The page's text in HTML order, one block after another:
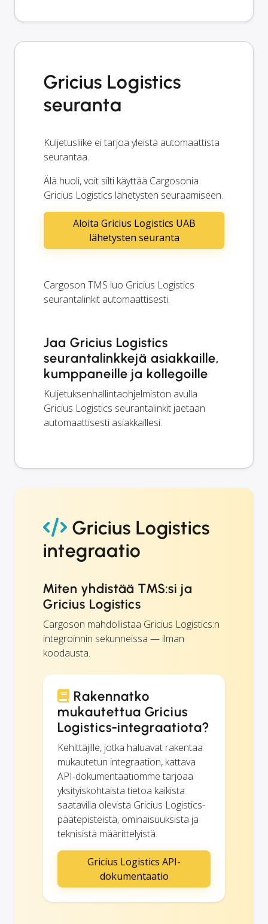
Gricius Logistics
seuranta
Kuljetusliike ei tarjoa yleistä automaattista
seurantaa.
Älä huoli, voit silti käyttää Cargosonia
Gricius Logistics lähetysten seuraamiseen.
Aloita Gricius Logistics UAB
lähetysten seuranta
Cargoson TMS luo Gricius Logistics
seurantalinkit automaattisesti.
Jaa Gricius Logistics
seurantalinkkejä asiakkaille,
kumppaneille ja kollegoille
Kuljetuksenhallintaohjelmiston avulla
Gricius Logistics seurantalinkit jaetaan
automaattisesti asiakkaillesi.
Gricius Logistics
integraatio
Miten yhdistää TMS:si ja
Gricius Logistics
Cargoson mahdollistaa Gricius Logistics:n
integroinnin sekunneissa — ilman
koodausta.
Rakennatko
mukautettua Gricius
Logistics-integraatiota?
Kehittäjille, jotka haluavat rakentaa
mukautetun integraation, kattava
API-dokumentaatiomme tarjoaa
yksityiskohtaista tietoa kaikista
saatavilla olevista Gricius Logistics-
päätepisteistä, ominaisuuksista ja
teknisistä määrittelyistä.
Gricius Logistics API-
dokumentaatio